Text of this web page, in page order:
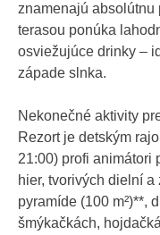
znamenajú
terasou ponúka
osviežujúce drinky –
západe slnka.
Nekonečné aktivity
Rezort je detským
21:00) profi animátori
hier, tvorivých dielní
pyramíde (100 m²)**,
šmýkačkách,